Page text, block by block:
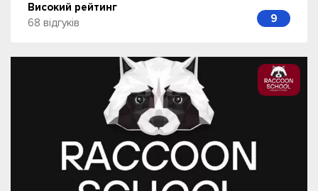
Високий рейтинг
68 відгуків
9